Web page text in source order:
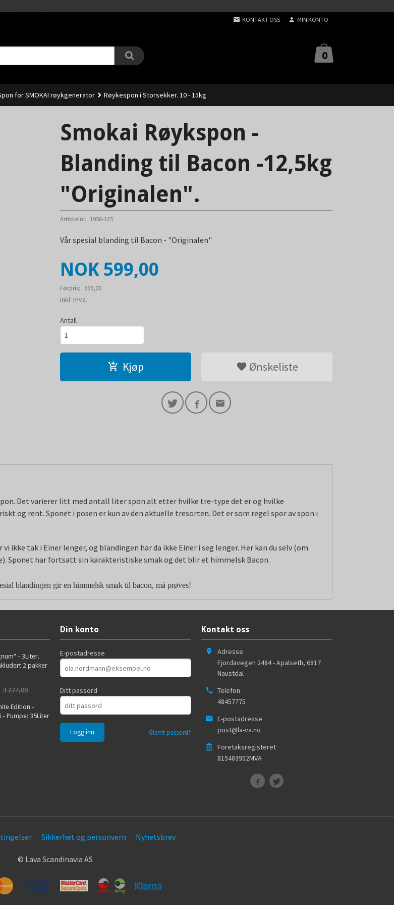
KONTAKT OSS MIN KONTO
0
for SMOKAI røykgenerator Røykespon i Storsekker. 10 - 15kg
Smokai Røykspon -
Blanding til Bacon -12,5kg
"Originalen".
Artikkelnr.: 1956-125
Vår spesial blanding til Bacon - "Originalen"
Tilbud
NOK 599,00
Førpris: 699,00
Rabatt
inkl. mva.
Antall
Kjøp Ønskeliste
Det varierer litt med antall liter spon alt etter hvilke tre-type det er og hvilke
og rent. Sponet i posen er kun av den aktuelle tresorten. Det er som regel spor av spon i
ikke tak i Einer lenger, og blandingen har da ikke Einer i seg lenger. Her kan du selv (om
Sponet har fortsatt sin karakteristiske smak og det blir et himmelsk Bacon.
blandingen gir en himmelsk smak til bacon, må prøves!
- 3Liter.
2 pakker
3 277,00
Edition -
- Pumpe: 35Liter
Din konto
E-postadresse
Ditt passord
Glemt passord?
Kontakt oss
Adresse
Fjordavegen 2484 - Apalseth, 6817
Naustdal
Telefon
48457775
E-postadresse
post@la-va.no
Foretaksregisteret
815483952MVA
Sikkerhet og personvern Nyhetsbrev
© Lava Scandinavia AS